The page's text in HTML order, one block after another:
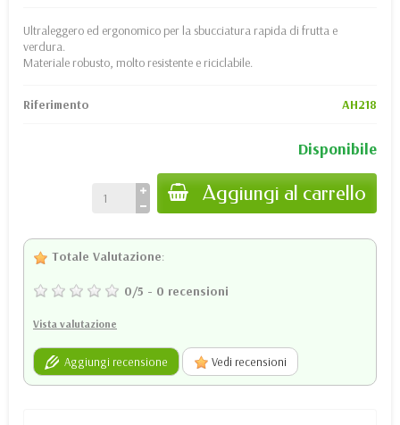
Ultraleggero ed ergonomico per la sbucciatura rapida di frutta e
verdura.
Materiale robusto, molto resistente e riciclabile.
Riferimento AH218
Disponibile
Aggiungi al carrello
Totale Valutazione:
0/5 - 0 recensioni
Vista valutazione
Aggiungi recensione Vedi recensioni